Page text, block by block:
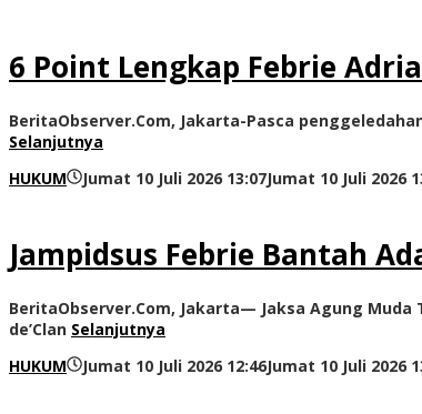
6 Point Lengkap Febrie
BeritaObserver.Com, Jakarta-Pasca
Selanjutnya
HUKUM
Jumat 10 Juli 2026 13:07Jumat 10 Juli 2026
Jampidsus Febrie Bantah
BeritaObserver.Com, Jakarta— Jaksa Agung
de’Clan Selanjutnya
HUKUM
Jumat 10 Juli 2026 12:46Jumat 10 Juli 2026